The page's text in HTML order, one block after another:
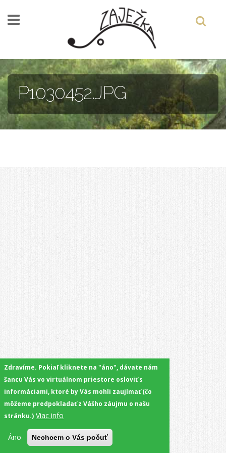
P1030452.JPG
Zdravíme. Pokiaľ kliknete na "áno", dávate nám
šancu Vás vo virtuálnom priestore osloviť s
informáciami, ktoré by Vás mohli zaujímať (čo
môžeme predpokladať z Vášho záujmu o našu
stránku.) Viac info
Áno Nechcem o Vás počuť